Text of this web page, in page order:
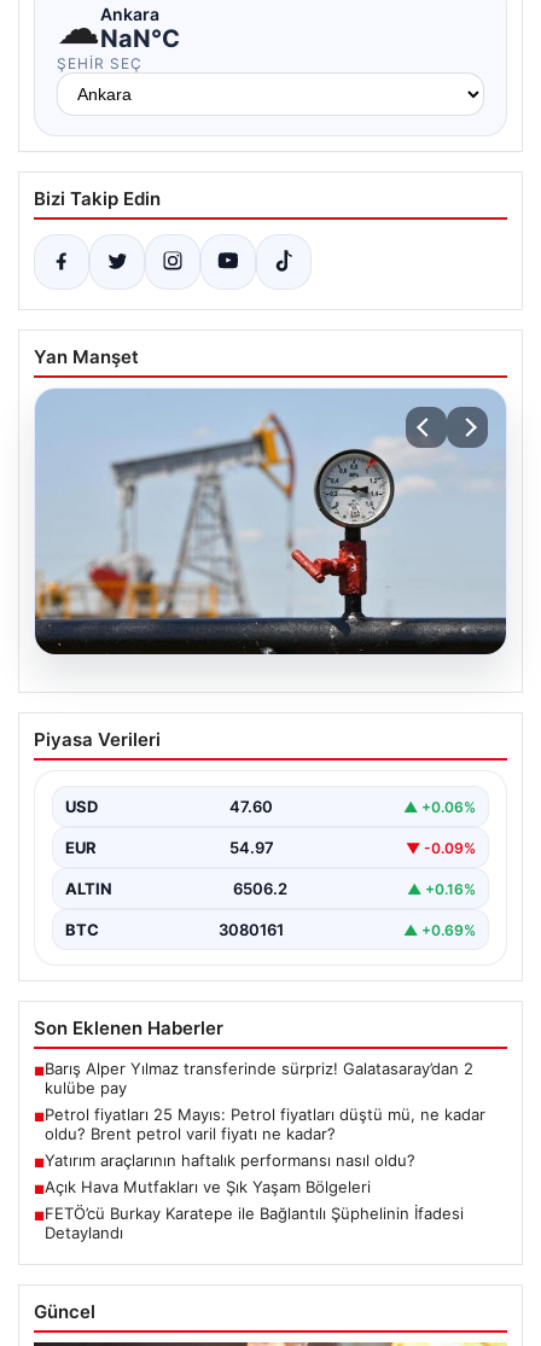
☁Ankara
NaN°C
ŞEHIR SEÇ
Bizi Takip Edin
Yan Manşet
05.08.2026
Petrol fiyatları 25 Mayıs: Petrol fiyatları
düştü mü, ne kadar oldu? Brent petrol
Piyasa Verileri
USD 47.60 ▲ +0.06%
EUR 54.97 ▼ -0.09%
ALTIN 6506.2 ▲ +0.16%
BTC 3080161 ▲ +0.69%
Son Eklenen Haberler
■Barış Alper Yılmaz transferinde sürpriz! Galatasaray’dan 2
kulübe pay
■Petrol fiyatları 25 Mayıs: Petrol fiyatları düştü mü, ne kadar
oldu? Brent petrol varil fiyatı ne kadar?
■Yatırım araçlarının haftalık performansı nasıl oldu?
■Açık Hava Mutfakları ve Şık Yaşam Bölgeleri
■FETÖ’cü Burkay Karatepe ile Bağlantılı Şüphelinin İfadesi
Detaylandı
Güncel